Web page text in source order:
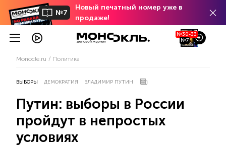
№7
Новый печатный номер уже в
продаже!
№30-33
№7
Monocle.ru Политика
ВЫБОРЫ ДЕМОКРАТИЯ ВЛАДИМИР ПУТИН
Путин: выборы в России
пройдут в непростых
условиях